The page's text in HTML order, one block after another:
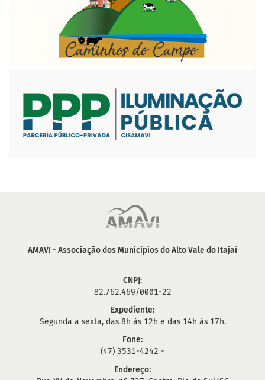
AMAVI - Associação dos Municípios do Alto Vale do Itajaí
CNPJ:
82.762.469/0001-22
Expediente:
Segunda a sexta, das 8h às 12h e das 14h às 17h.
Fone:
(47) 3531-4242 -
Endereço: